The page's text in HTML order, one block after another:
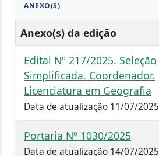
ANEXO(S)
Anexo(s) da edição
Edital Nº 217/2025. Seleção
Simplificada. Coordenador.
Licenciatura em Geografia
Data de atualização 11/07/2025
Portaria Nº 1030/2025
Data de atualização 14/07/2025